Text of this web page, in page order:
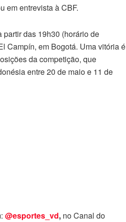
em entrevista à CBF.
das 19h30 (horário de
Campín, em Bogotá. Uma vitória é
da competição, que
entre 20 de maio e 11 de
@esportes_vd, no Canal do